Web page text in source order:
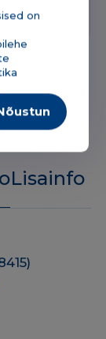
on
Lisainfo